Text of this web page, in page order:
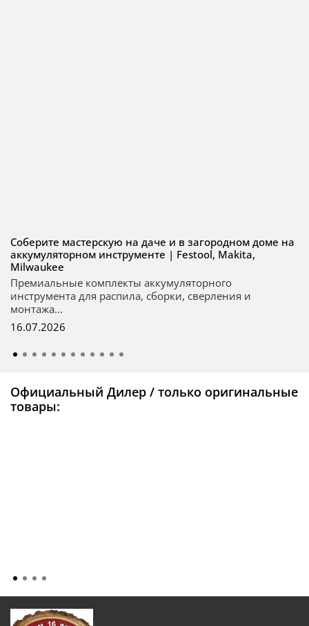
Соберите мастерскую на даче и в загородном доме на
аккумуляторном инструменте | Festool, Makita,
Milwaukee
Премиальные комплекты аккумуляторного
инструмента для распила, сборки, сверления и
монтажа...
16.07.2026
Официальный Дилер / только оригинальные
товары: